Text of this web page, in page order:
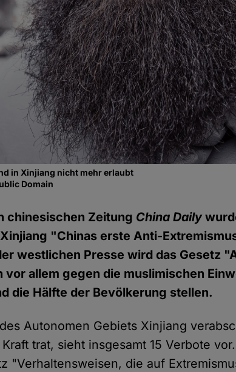
in Xinjiang nicht mehr erlaubt
Domain
chinesischen Zeitung China Daily
"Chinas erste Anti-
westlichen Presse wird das Gesetz
vor allem gegen die muslimischen
die Hälfte der Bevölkerung stellen.
Autonomen Gebiets Xinjiang
trat, sieht insgesamt 15 Verbote
"Verhaltensweisen, die auf